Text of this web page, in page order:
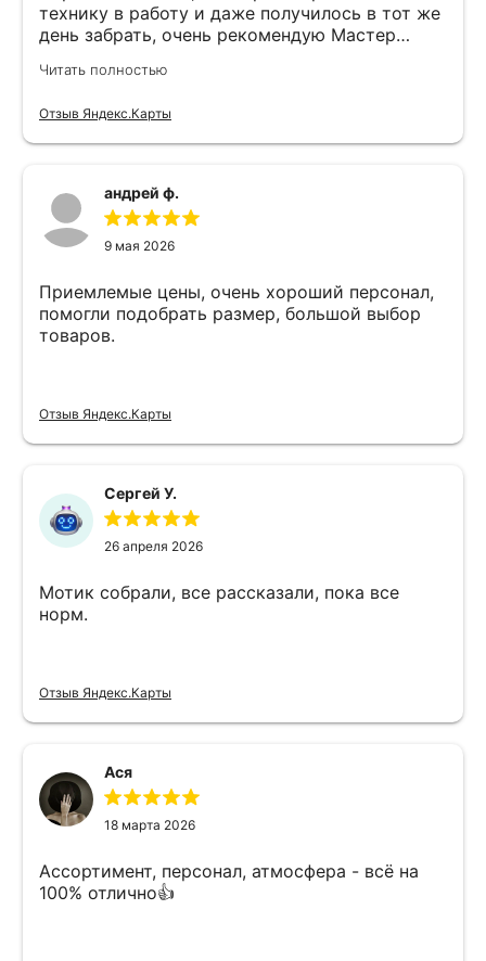
технику в работу и даже получилось в тот же
день забрать, очень рекомендую Мастер
Читать полностью
Отзыв Яндекс.Карты
андрей ф.
9 мая 2026
Приемлемые цены, очень хороший персонал,
помогли подобрать размер, большой выбор
товаров.
Отзыв Яндекс.Карты
Сергей У.
26 апреля 2026
Мотик собрали, все рассказали, пока все
норм.
Отзыв Яндекс.Карты
Ася
18 марта 2026
Ассортимент, персонал, атмосфера - всё на
100% отлично👍